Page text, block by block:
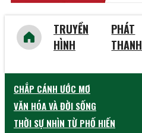
TRUYỀN
HÌNH
PHÁT
THANH
CHẮP CÁNH ƯỚC MƠ
VĂN HÓA VÀ ĐỜI SỐNG
THỜI SỰ NHÌN TỪ PHỐ HIẾN